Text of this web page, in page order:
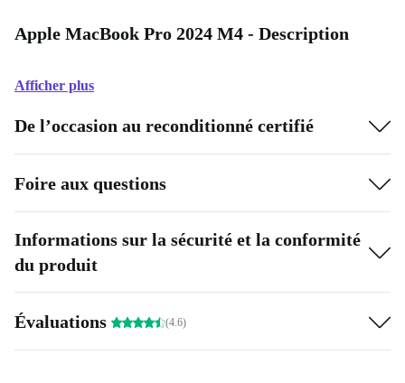
Apple MacBook Pro 2024 M4 - Description
Afficher plus
De l’occasion au reconditionné certifié
Foire aux questions
Informations sur la sécurité et la conformité
du produit
Évaluations (4.6)